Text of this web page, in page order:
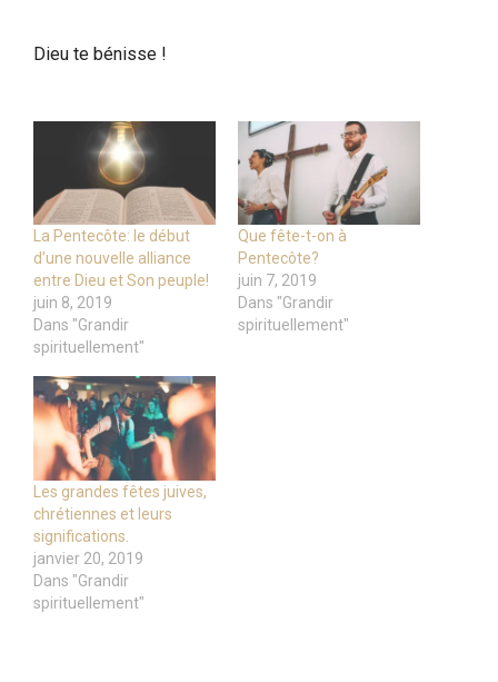
Dieu te bénisse !
La Pentecôte: le début
d’une nouvelle alliance
entre Dieu et Son peuple!
juin 8, 2019
Dans "Grandir
spirituellement"
Que fête-t-on à
Pentecôte?
juin 7, 2019
Dans "Grandir
spirituellement"
Les grandes fêtes juives,
chrétiennes et leurs
significations.
janvier 20, 2019
Dans "Grandir
spirituellement"